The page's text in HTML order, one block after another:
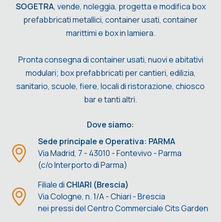
SOGETRA, vende, noleggia, progetta e modifica box
prefabbricati metallici, container usati, container
marittimi e box in lamiera.
Pronta consegna di container usati, nuovi e abitativi
modulari; box prefabbricati per cantieri, edilizia,
sanitario, scuole, fiere, locali di ristorazione, chiosco
bar e tanti altri.
Dove siamo:
Sede principale e Operativa: PARMA
Via Madrid, 7 - 43010 - Fontevivo - Parma
(c/o Interporto di Parma)
Filiale di CHIARI (Brescia)
Via Cologne, n. 1/A - Chiari - Brescia
nei pressi del Centro Commerciale Cits Garden